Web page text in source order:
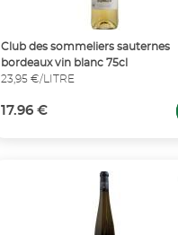
Club des sommeliers sauternes
bordeaux vin blanc 75cl
23,95 €/LITRE
17.96 €